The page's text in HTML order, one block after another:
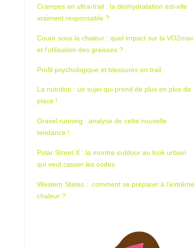
Crampes en ultra-trail : la déshydratation est-elle
vraiment responsable ?
Courir sous la chaleur : quel impact sur la VO2max
et l’utilisation des graisses ?
Profil psychologique et blessures en trail
La nutrition : un sujet qui prend de plus en plus de
place !
Gravel running : analyse de cette nouvelle
tendance !
Polar Street X : la montre outdoor au look urbain
qui veut casser les codes
Western States : comment se préparer à l’extrême
chaleur ?